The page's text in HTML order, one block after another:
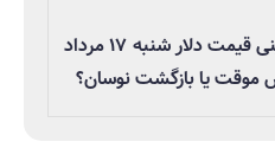
پیش‌بینی قیمت دلار شنبه ۱۷ مرداد
یا بازگشت نوسان؟